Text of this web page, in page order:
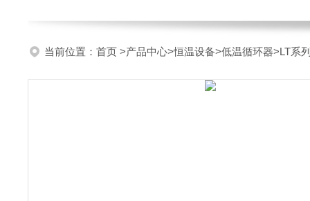
当前位置： 首页 >产品中心>恒温设备>低温循环器>LT系